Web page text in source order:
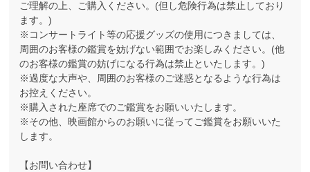
ご理解の上、ご購入ください。(但し危険行為は禁止しており
ます。)
※コンサートライト等の応援グッズの使用につきましては、
周囲のお客様の鑑賞を妨げない範囲でお楽しみください。(他
のお客様の鑑賞の妨げになる行為は禁止といたします。)
※過度な大声や、周囲のお客様のご迷惑となるような行為は
お控えください。
※購入された座席でのご鑑賞をお願いいたします。
※その他、映画館からのお願いに従ってご鑑賞をお願いいた
します。
【お問い合わせ】